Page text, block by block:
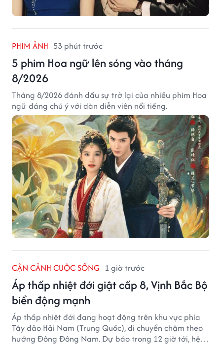
PHIM ẢNH 53 phút trước
5 phim Hoa ngữ lên sóng vào tháng
8/2026
Tháng 8/2026 đánh dấu sự trở lại của nhiều phim Hoa
ngữ đáng chú ý với dàn diễn viên nổi tiếng.
CẬN CẢNH CUỘC SỐNG 1 giờ trước
Áp thấp nhiệt đới giật cấp 8, Vịnh Bắc Bộ
biển động mạnh
Áp thấp nhiệt đới đang hoạt động trên khu vực phía
Tây đảo Hải Nam (Trung Quốc), di chuyển chậm theo
hướng Đông Đông Nam. Dự báo trong 12 giờ tới, hệ